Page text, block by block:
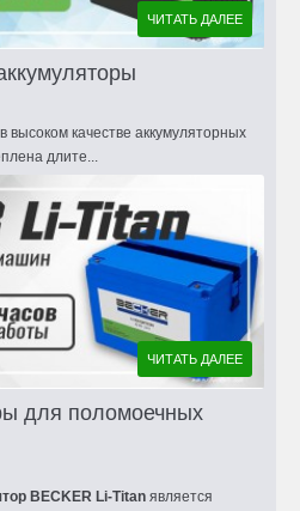
ЧИТАТЬ ДАЛЕЕ
высоком качестве аккумуляторных
длите...
ЧИТАТЬ ДАЛЕЕ
для поломоечных
BECKER Li-Titan является